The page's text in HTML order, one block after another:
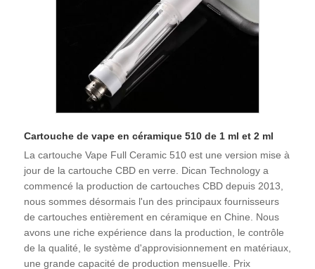
Cartouche de vape en céramique 510 de 1 ml et 2 ml
La cartouche Vape Full Ceramic 510 est une version mise à
jour de la cartouche CBD en verre. Dican Technology a
commencé la production de cartouches CBD depuis 2013,
nous sommes désormais l'un des principaux fournisseurs
de cartouches entièrement en céramique en Chine. Nous
avons une riche expérience dans la production, le contrôle
de la qualité, le système d'approvisionnement en matériaux,
une grande capacité de production mensuelle. Prix ​​